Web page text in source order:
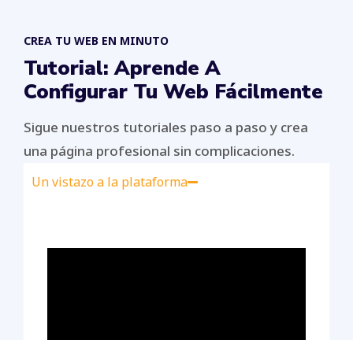
CREA TU WEB EN MINUTO
Tutorial: Aprende A
Configurar Tu Web Fácilmente
Sigue nuestros tutoriales paso a paso y crea
una página profesional sin complicaciones.
Un vistazo a la plataforma